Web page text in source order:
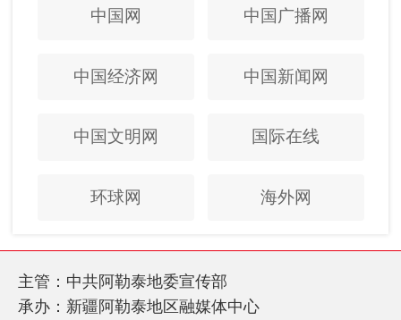
中国网 中国广播网
中国经济网 中国新闻网
中国文明网 国际在线
环球网 海外网
主管：中共阿勒泰地委宣传部
承办：新疆阿勒泰地区融媒体中心